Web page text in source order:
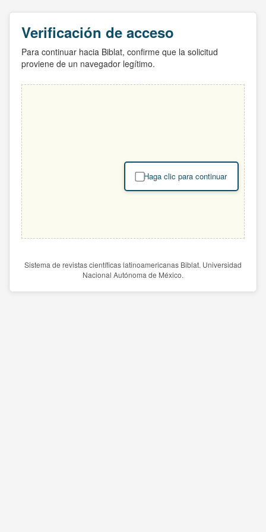
Verificación de acceso
Para continuar hacia Biblat, confirme que la solicitud
proviene de un navegador legítimo.
Haga clic para continuar
Sistema de revistas científicas latinoamericanas Biblat. Universidad
Nacional Autónoma de México.